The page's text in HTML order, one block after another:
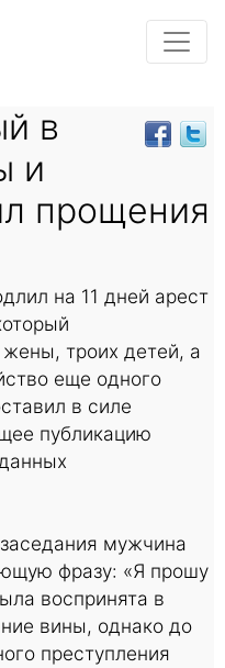
в
и
прощения
на 11 дней арест
троих детей, а
еще одного
в силе
публикацию
мужчина
фразу: «Я прошу
воспринята в
вины, однако до
преступления